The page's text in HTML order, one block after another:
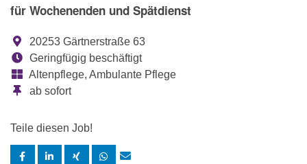
für Wochenenden und Spätdienst
20253 Gärtnerstraße 63
Geringfügig beschäftigt
Altenpflege, Ambulante Pflege
ab sofort
Teile diesen Job!